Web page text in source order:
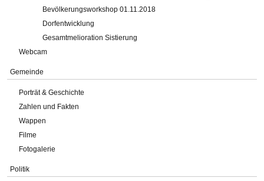
Bevölkerungsworkshop 01.11.2018
Dorfentwicklung
Gesamtmelioration Sistierung
Webcam
Gemeinde
Porträt & Geschichte
Zahlen und Fakten
Wappen
Filme
Fotogalerie
Politik